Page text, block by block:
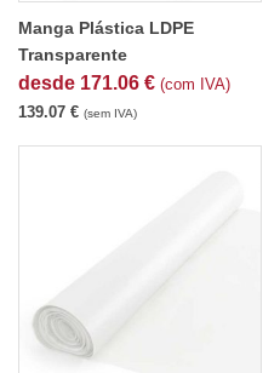
Manga Plástica LDPE
Transparente
desde 171.06 € (com IVA)
139.07 € (sem IVA)